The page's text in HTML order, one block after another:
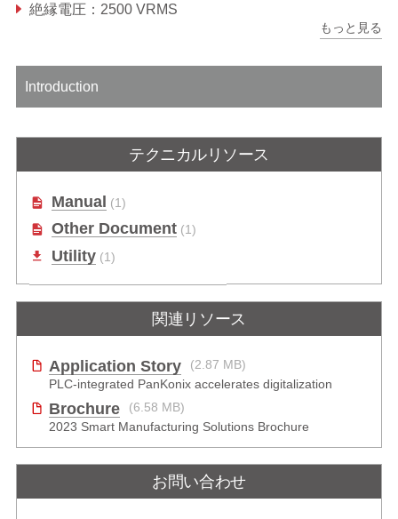
絶縁電圧：2500 VRMS
もっと見る
Introduction
テクニカルリソース
Manual (1)
Other Document(1)
Utility(1)
関連リソース
Application Story
(2.87 MB)
PLC-integrated PanKonix accelerates digitalization
Brochure
(6.58 MB)
2023 Smart Manufacturing Solutions Brochure
お問い合わせ